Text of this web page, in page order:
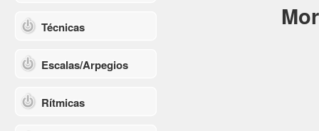
Técnicas
Escalas/Arpegios
Rítmicas